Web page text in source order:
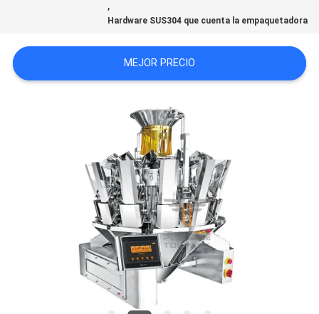
POLÍTICA
,
Hardware SUS304 que cuenta la empaquetadora
MEJOR PRECIO